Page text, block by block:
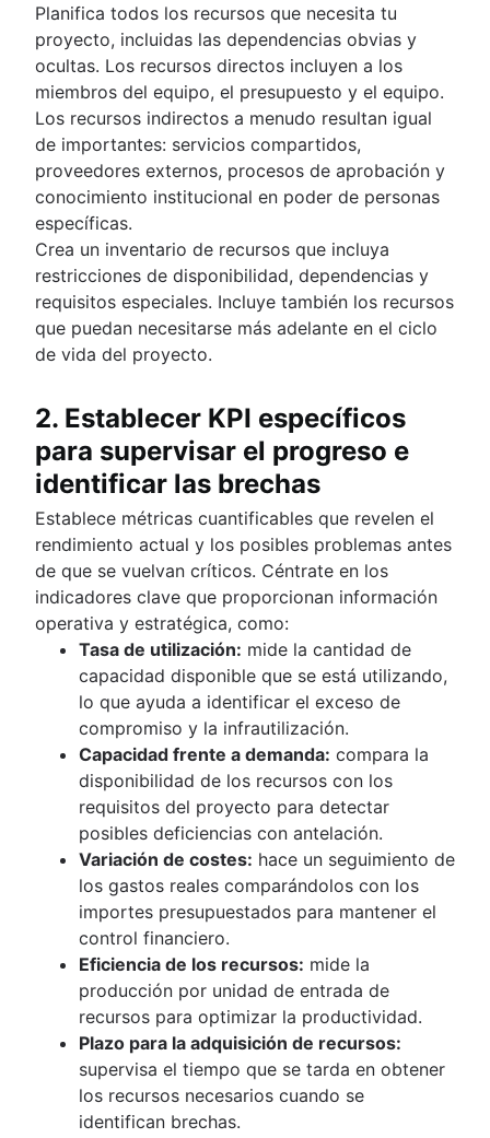
Planifica todos los recursos que necesita tu
proyecto, incluidas las dependencias obvias y
ocultas. Los recursos directos incluyen a los
miembros del equipo, el presupuesto y el equipo.
Los recursos indirectos a menudo resultan igual
de importantes: servicios compartidos,
proveedores externos, procesos de aprobación y
conocimiento institucional en poder de personas
específicas.
Crea un inventario de recursos que incluya
restricciones de disponibilidad, dependencias y
requisitos especiales. Incluye también los recursos
que puedan necesitarse más adelante en el ciclo
de vida del proyecto.
2. Establecer KPI específicos
para supervisar el progreso e
identificar las brechas
Establece métricas cuantificables que revelen el
rendimiento actual y los posibles problemas antes
de que se vuelvan críticos. Céntrate en los
indicadores clave que proporcionan información
operativa y estratégica, como:
Tasa de utilización: mide la cantidad de
capacidad disponible que se está utilizando,
lo que ayuda a identificar el exceso de
compromiso y la infrautilización.
Capacidad frente a demanda: compara la
disponibilidad de los recursos con los
requisitos del proyecto para detectar
posibles deficiencias con antelación.
Variación de costes: hace un seguimiento de
los gastos reales comparándolos con los
importes presupuestados para mantener el
control financiero.
Eficiencia de los recursos: mide la
producción por unidad de entrada de
recursos para optimizar la productividad.
Plazo para la adquisición de recursos:
supervisa el tiempo que se tarda en obtener
los recursos necesarios cuando se
identifican brechas.